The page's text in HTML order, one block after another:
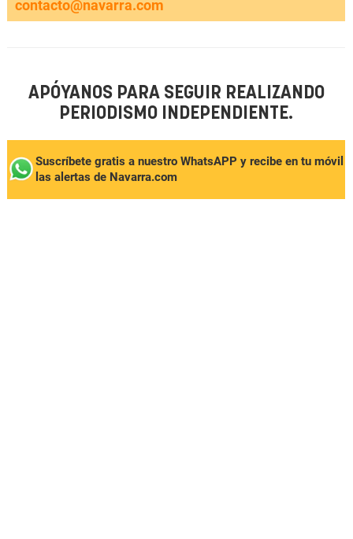
contacto@navarra.com
APÓYANOS PARA SEGUIR REALIZANDO
PERIODISMO INDEPENDIENTE.
Suscríbete gratis a nuestro WhatsAPP y recibe en tu móvil
las alertas de Navarra.com